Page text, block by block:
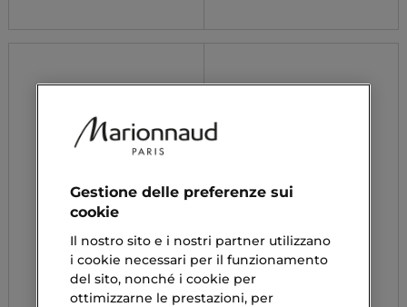
Gestione delle preferenze sui
cookie
Il nostro sito e i nostri partner utilizzano
i cookie necessari per il funzionamento
del sito, nonché i cookie per
ottimizzarne le prestazioni, per